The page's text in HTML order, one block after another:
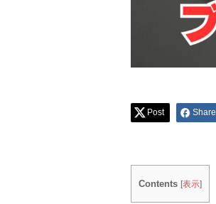
Post Share
Contents [表示]